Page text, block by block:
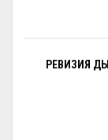
РЕВИЗИЯ